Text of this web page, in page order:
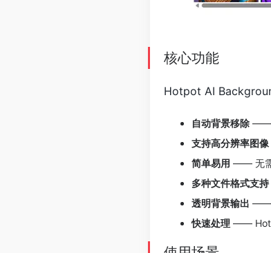
核心功能
Hotpot AI
自动背景移除 ——
支持高分辨率图像
简单易用 —— 无需
多种文件格式支持
透明背景输出 ——
快速处理 ——